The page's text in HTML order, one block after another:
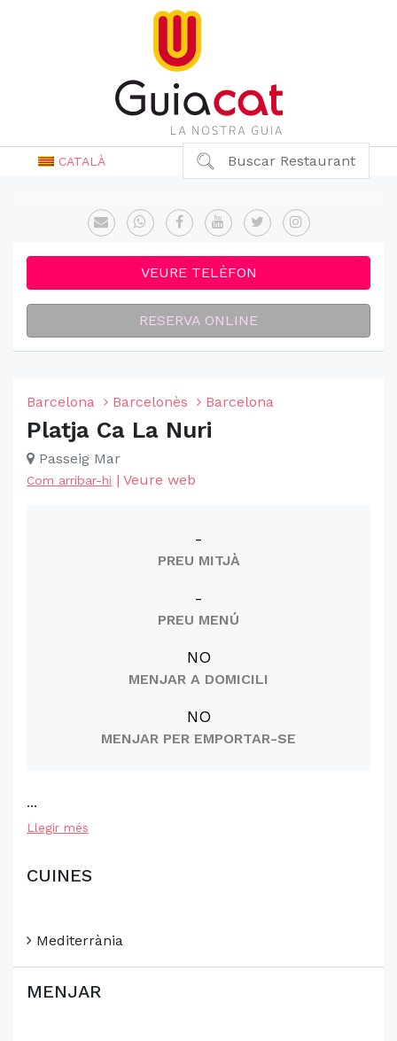
CATALÀ Buscar Restaurant
VEURE TELÈFON
RESERVA ONLINE
Barcelona Barcelonès Barcelona
Platja Ca La Nuri
Passeig Mar
Com arribar-hi | Veure web
-
PREU MITJÀ
-
PREU MENÚ
NO
MENJAR A DOMICILI
NO
MENJAR PER EMPORTAR-SE
...
Llegir més
CUINES
Mediterrània
MENJAR